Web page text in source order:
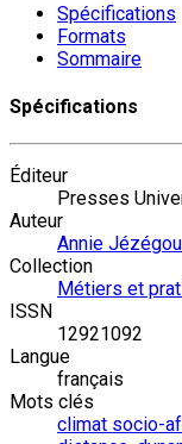
Spécifications
Formats
Sommaire
Spécifications
Éditeur
Presses
Auteur
Annie Jézégou
Collection
Métiers et
ISSN
12921092
Langue
français
Mots clés
climat socio-